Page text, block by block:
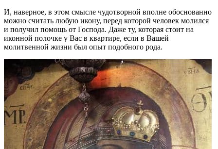
И, наверное, в этом смысле чудо­творной вполне обоснованно
можно считать любую икону, перед которой человек молился
и получил помощь от Господа. Даже ту, которая стоит на
иконной полочке у Вас в квартире, если в Вашей
молитвенной жизни был опыт подобного рода.